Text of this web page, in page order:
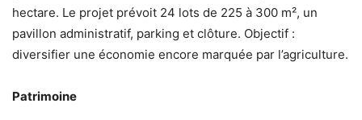
hectare. Le projet prévoit 24 lots de 225 à 300 m², un
pavillon administratif, parking et clôture. Objectif :
diversifier une économie encore marquée par l’agriculture.
Patrimoine